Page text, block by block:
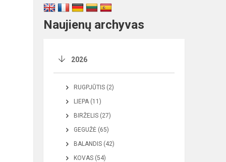
Naujienų archyvas
2026
RUGPJŪTIS (2)
LIEPA (11)
BIRŽELIS (27)
GEGUŽĖ (65)
BALANDIS (42)
KOVAS (54)